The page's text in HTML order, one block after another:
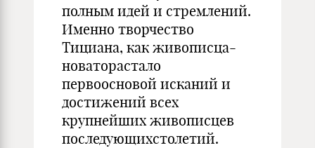
полным идей и стремлений.
Именно творчество
Тициана, как живописца-
новаторастало
первоосновой исканий и
достижений всех
крупнейших живописцев
последующихстолетий.